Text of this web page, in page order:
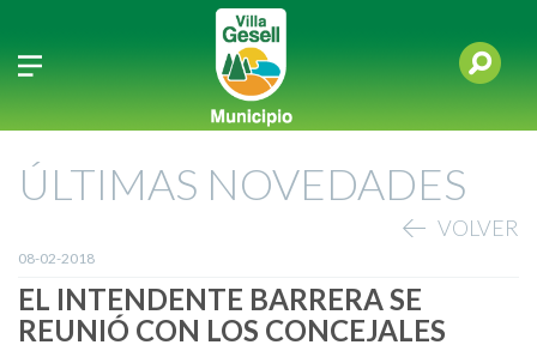
ÚLTIMAS NOVEDADES
VOLVER
08-02-2018
EL INTENDENTE BARRERA SE
REUNIÓ CON LOS CONCEJALES